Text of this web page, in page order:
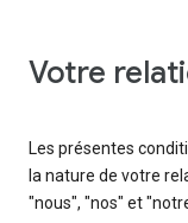
Votre
Les présentes
la nature de votre
"nous", "nos" et